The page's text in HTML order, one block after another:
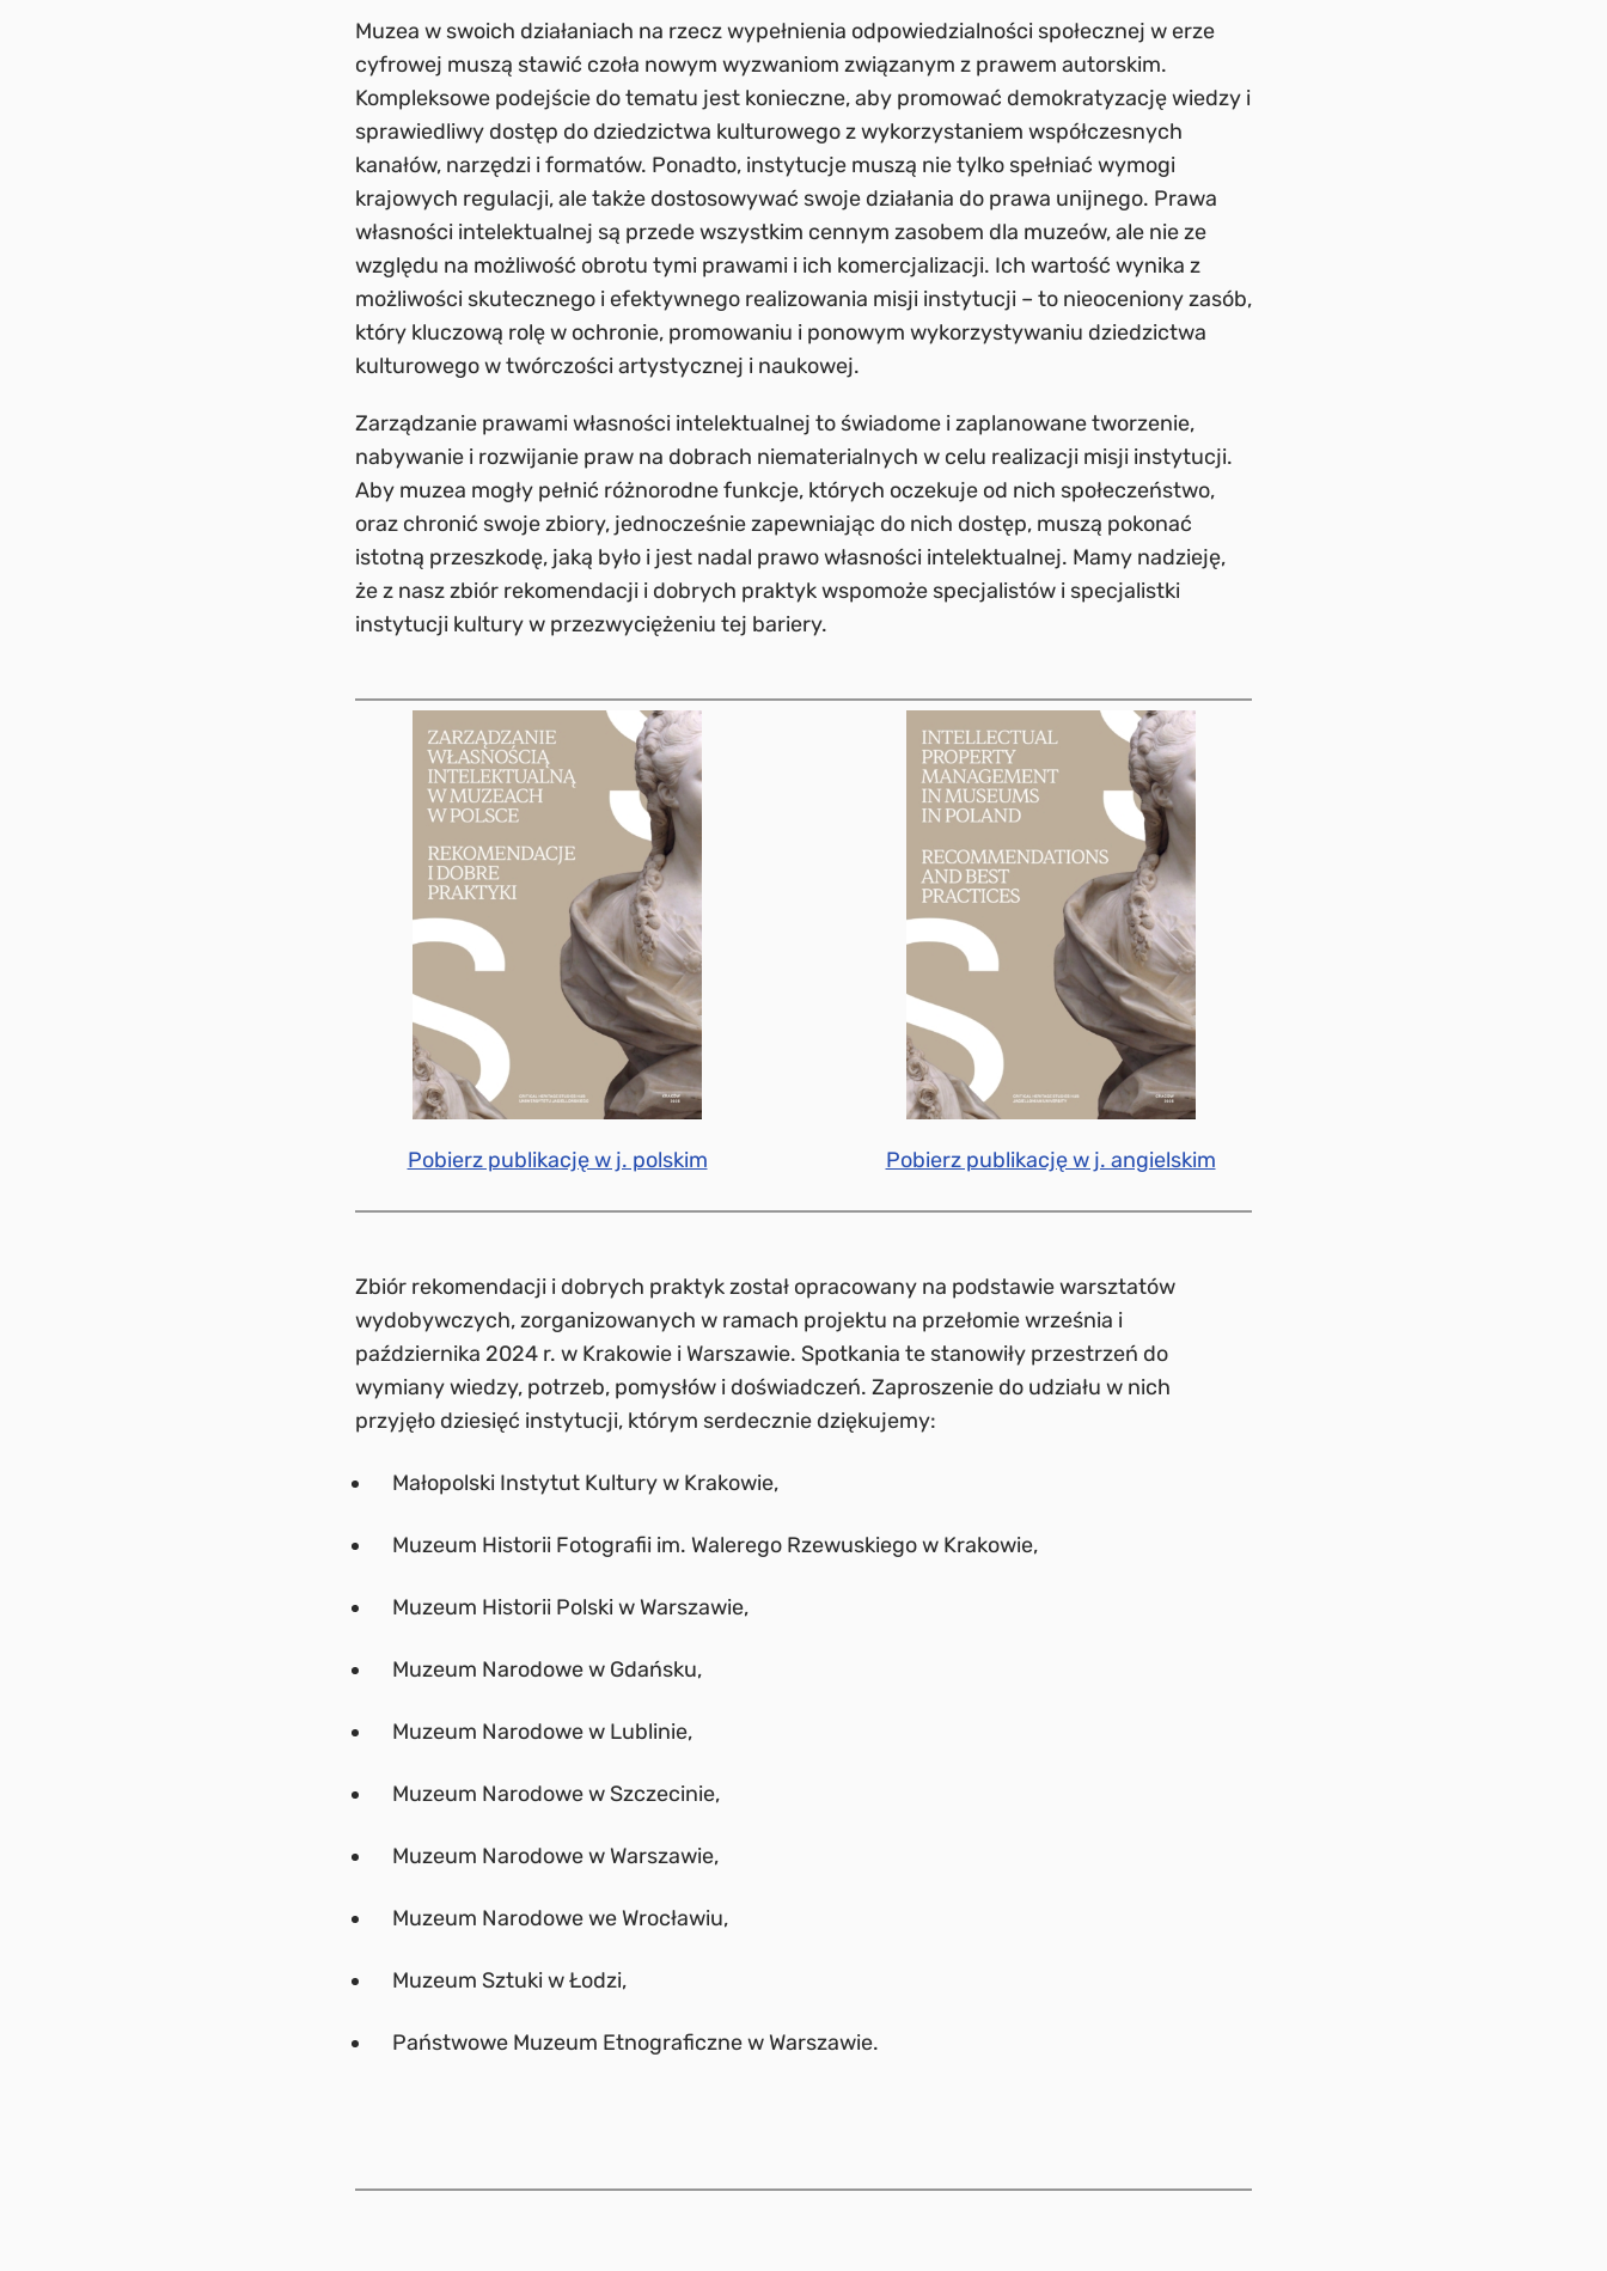
Muzea w swoich działaniach na rzecz wypełnienia odpowiedzialności społecznej w erze
cyfrowej muszą stawić czoła nowym wyzwaniom związanym z prawem autorskim.
Kompleksowe podejście do tematu jest konieczne, aby promować demokratyzację wiedzy i
sprawiedliwy dostęp do dziedzictwa kulturowego z wykorzystaniem współczesnych
kanałów, narzędzi i formatów. Ponadto, instytucje muszą nie tylko spełniać wymogi
krajowych regulacji, ale także dostosowywać swoje działania do prawa unijnego. Prawa
własności intelektualnej są przede wszystkim cennym zasobem dla muzeów, ale nie ze
względu na możliwość obrotu tymi prawami i ich komercjalizacji. Ich wartość wynika z
możliwości skutecznego i efektywnego realizowania misji instytucji – to nieoceniony zasób,
który kluczową rolę w ochronie, promowaniu i ponowym wykorzystywaniu dziedzictwa
kulturowego w twórczości artystycznej i naukowej.
Zarządzanie prawami własności intelektualnej to świadome i zaplanowane tworzenie,
nabywanie i rozwijanie praw na dobrach niematerialnych w celu realizacji misji instytucji.
Aby muzea mogły pełnić różnorodne funkcje, których oczekuje od nich społeczeństwo,
oraz chronić swoje zbiory, jednocześnie zapewniając do nich dostęp, muszą pokonać
istotną przeszkodę, jaką było i jest nadal prawo własności intelektualnej. Mamy nadzieję,
że z nasz zbiór rekomendacji i dobrych praktyk wspomoże specjalistów i specjalistki
instytucji kultury w przezwyciężeniu tej bariery.
Pobierz publikację w j. polskim Pobierz publikację w j. angielskim
Zbiór rekomendacji i dobrych praktyk został opracowany na podstawie warsztatów
wydobywczych, zorganizowanych w ramach projektu na przełomie września i
października 2024 r. w Krakowie i Warszawie. Spotkania te stanowiły przestrzeń do
wymiany wiedzy, potrzeb, pomysłów i doświadczeń. Zaproszenie do udziału w nich
przyjęło dziesięć instytucji, którym serdecznie dziękujemy:
Małopolski Instytut Kultury w Krakowie,
Muzeum Historii Fotografii im. Walerego Rzewuskiego w Krakowie,
Muzeum Historii Polski w Warszawie,
Muzeum Narodowe w Gdańsku,
Muzeum Narodowe w Lublinie,
Muzeum Narodowe w Szczecinie,
Muzeum Narodowe w Warszawie,
Muzeum Narodowe we Wrocławiu,
Muzeum Sztuki w Łodzi,
Państwowe Muzeum Etnograficzne w Warszawie.